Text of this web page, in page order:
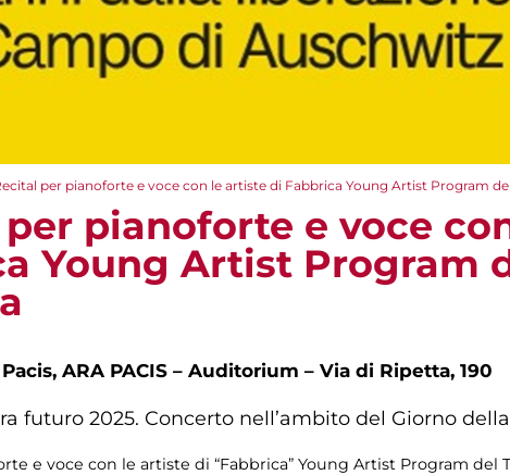
per pianoforte e voce con le artiste di Fabbrica Young Artist Program
pianoforte e voce
Young Artist Program
ARA PACIS – Auditorium – Via di Ripetta, 190
futuro 2025. Concerto nell’ambito del Giorno
e voce con le artiste di “Fabbrica” Young Artist Program del